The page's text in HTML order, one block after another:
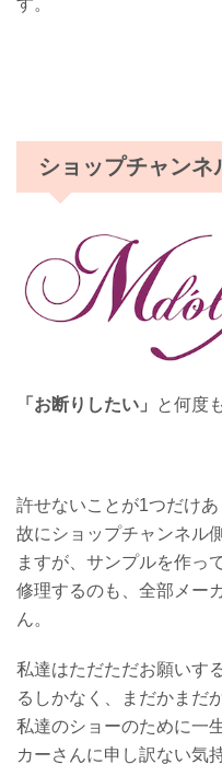
ショップチャンネ
「お断りしたい」 と何度
許せないことが1つだけ
故にショップチャンネル
ますが、サンプルを作っ
修理するのも、全部メー
ん。
私達はただただお願いす
るしかなく、まだかまだ
私達のショーのために一
カーさんに申し訳ない気